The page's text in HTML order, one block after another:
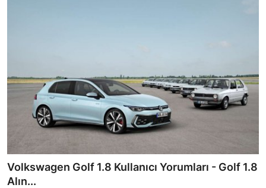
Yakıt, LPG & Elektrikli
Volkswagen Golf 1.8 Kullanıcı Yorumları - Golf 1.8
Alın...